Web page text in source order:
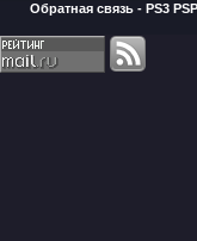
Обратная связь - PS3